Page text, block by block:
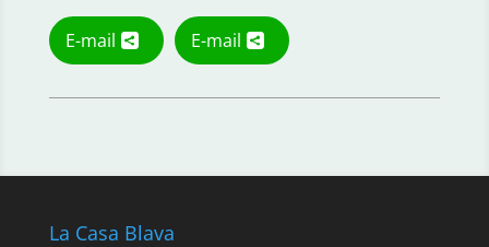
E-mail E-mail
La Casa Blava